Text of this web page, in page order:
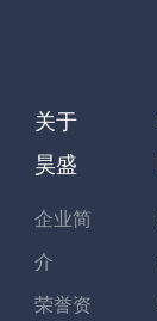
关于
昊盛
企业简
介
荣誉资